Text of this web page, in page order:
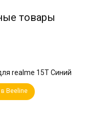
товары
Beeline